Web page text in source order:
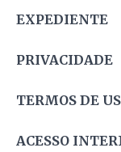
EXPEDIENTE
PRIVACIDADE
TERMOS DE
ACESSO